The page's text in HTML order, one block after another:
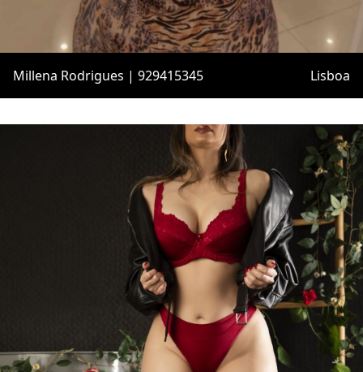
Millena Rodrigues | 929415345 Lisboa